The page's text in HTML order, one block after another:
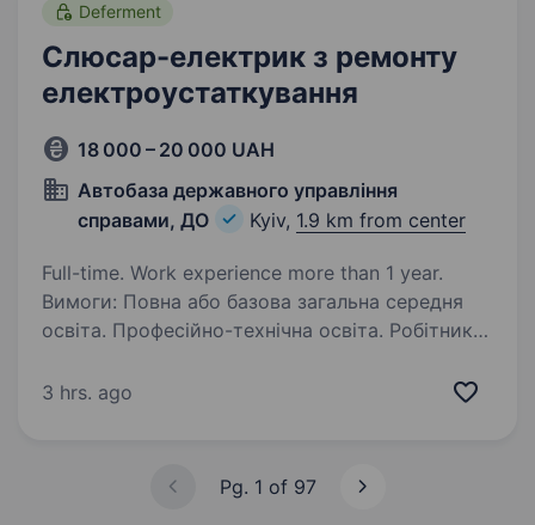
Deferment
Слюсар-електрик з ремонту
електроустаткування
18 000 – 20 000 UAH
Автобаза державного управління
справами, ДО
Kyiv, 1.9 km from center
Full-time. Work experience more than 1 year.
Вимоги: Повна або базова загальна середня
освіта. Професійно-технічна освіта. Робітник
виробничої санітарії та протипожежного
3 hrs. ago
Pg. 1 of 97